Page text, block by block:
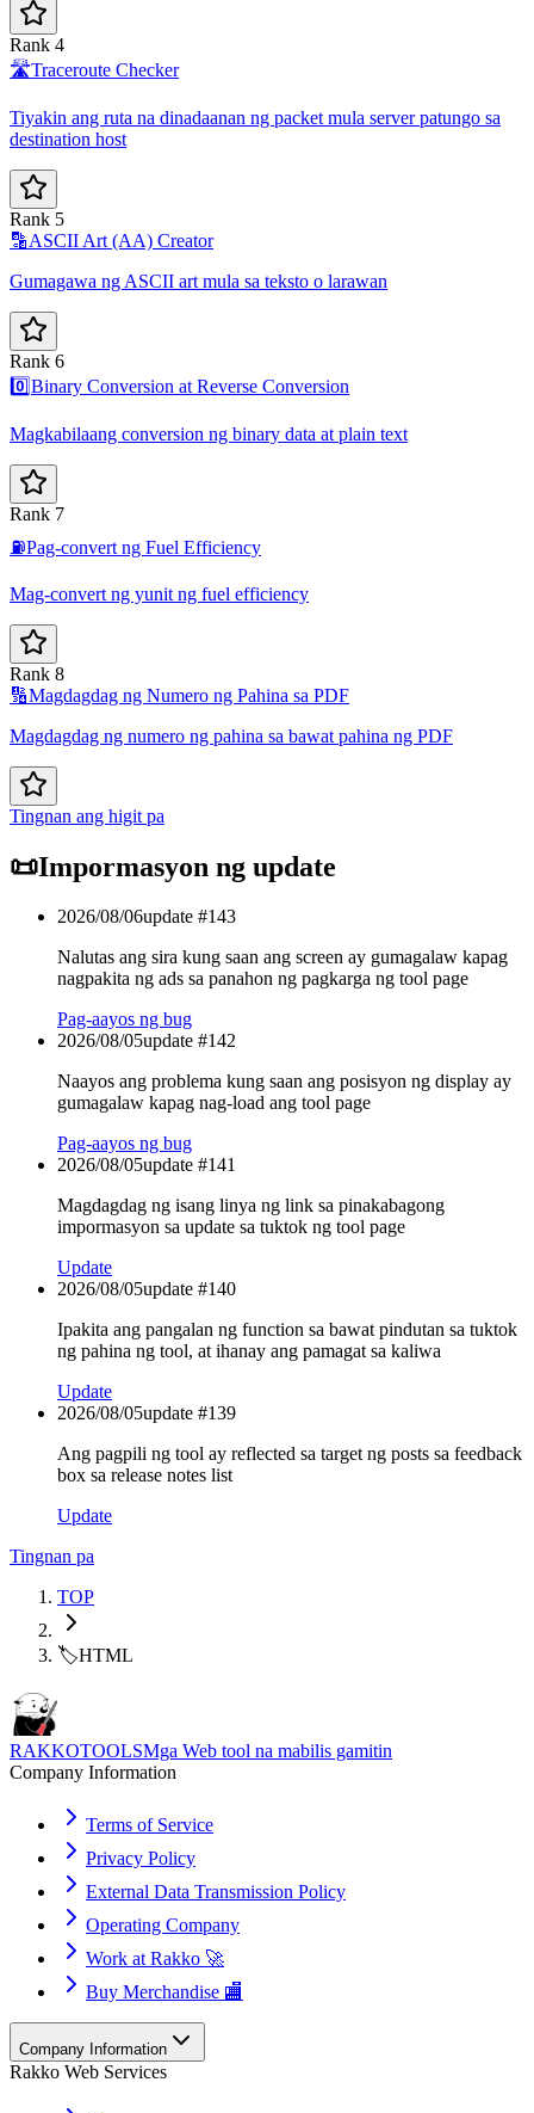
Rank 4
🛣️Traceroute Checker
Tiyakin ang ruta na dinadaanan ng packet mula server patungo sa
destination host
Rank 5
🔡ASCII Art (AA) Creator
Gumagawa ng ASCII art mula sa teksto o larawan
Rank 6
0️⃣Binary Conversion at Reverse Conversion
Magkabilaang conversion ng binary data at plain text
Rank 7
⛽Pag-convert ng Fuel Efficiency
Mag-convert ng yunit ng fuel efficiency
Rank 8
🔢Magdagdag ng Numero ng Pahina sa PDF
Magdagdag ng numero ng pahina sa bawat pahina ng PDF
Tingnan ang higit pa
📜Impormasyon ng update
2026/08/06update #143
Nalutas ang sira kung saan ang screen ay gumagalaw kapag
nagpakita ng ads sa panahon ng pagkarga ng tool page
Pag-aayos ng bug
2026/08/05update #142
Naayos ang problema kung saan ang posisyon ng display ay
gumagalaw kapag nag-load ang tool page
Pag-aayos ng bug
2026/08/05update #141
Magdagdag ng isang linya ng link sa pinakabagong
impormasyon sa update sa tuktok ng tool page
Update
2026/08/05update #140
Ipakita ang pangalan ng function sa bawat pindutan sa tuktok
ng pahina ng tool, at ihanay ang pamagat sa kaliwa
Update
2026/08/05update #139
Ang pagpili ng tool ay reflected sa target ng posts sa feedback
box sa release notes list
Update
Tingnan pa
TOP
🏷️HTML
RAKKOTOOLSMga Web tool na mabilis gamitin
Company Information
Terms of Service
Privacy Policy
External Data Transmission Policy
Operating Company
Work at Rakko 🚀
Buy Merchandise 🏬
Company Information
Rakko Web Services